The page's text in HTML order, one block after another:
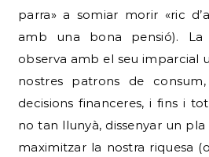
parra» a somiar morir «ric
amb una bona pensió).
observa amb el seu imparcial
nostres patrons de
decisions financeres, i fins i
no tan llunyà, dissenyar un
maximitzar la nostra riquesa